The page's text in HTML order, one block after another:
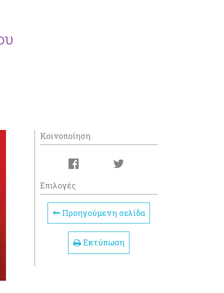
Κοινοποίηση
Επιλογές
Προηγούμενη σελίδα
Εκτύπωση